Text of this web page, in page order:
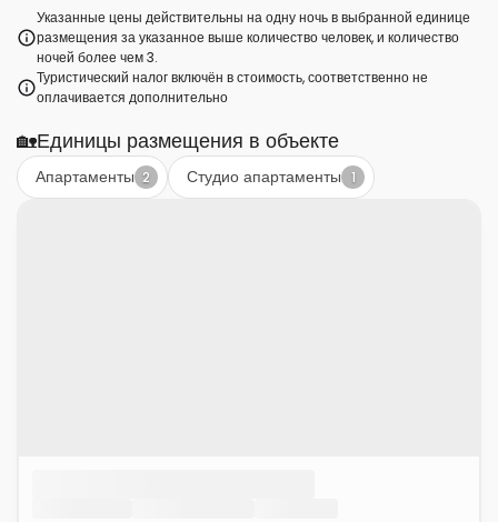
Указанные цены действительны на одну ночь в выбранной единице
размещения за указанное выше количество человек, и количество
ночей более чем 3.
Туристический налог включён в стоимость, соответственно не
оплачивается дополнительно
🏡Единицы размещения в объекте
Апартаменты 2 Студио апартаменты 1